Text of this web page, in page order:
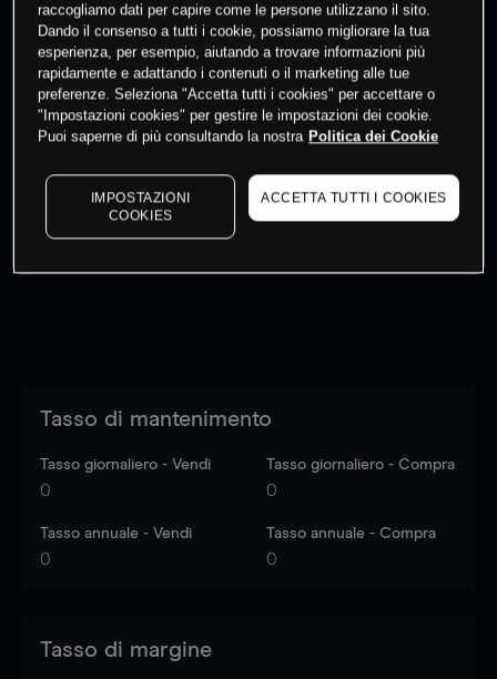
Fai trading
I prezzi sono solo indicativi. Accediper vedere gli ultimi
dati di mercato
to see latest market data
Tasso di mantenimento
Tasso giornaliero - Vendi
0
Tasso giornaliero - Compra
0
Tasso annuale - Vendi
0
Tasso annuale - Compra
0
Tasso di margine
raccogliamo dati per capire come le persone utilizzano il sito.
Dando il consenso a tutti i cookie, possiamo migliorare la tua
esperienza, per esempio, aiutando a trovare informazioni più
rapidamente e adattando i contenuti o il marketing alle tue
preferenze. Seleziona "Accetta tutti i cookies" per accettare o
"Impostazioni cookies" per gestire le impostazioni dei cookie.
Puoi saperne di più consultando la nostra Politica dei Cookie
IMPOSTAZIONI
COOKIES
ACCETTA TUTTI I COOKIES